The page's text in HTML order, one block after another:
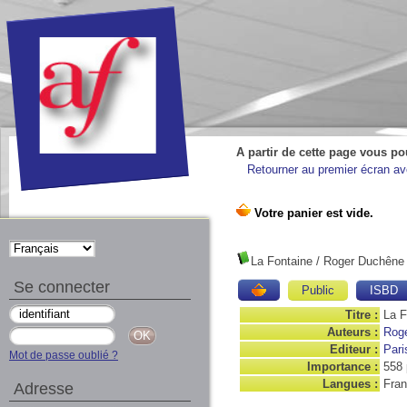
A partir de cette page vous
Retourner au premier écran
La Fontaine / Roger Duchêne
Public
ISBD
Titre : La
Auteurs :
Editeur :
Importance : 558
Langues :
Se connecter
Mot de passe oublié ?
Adresse